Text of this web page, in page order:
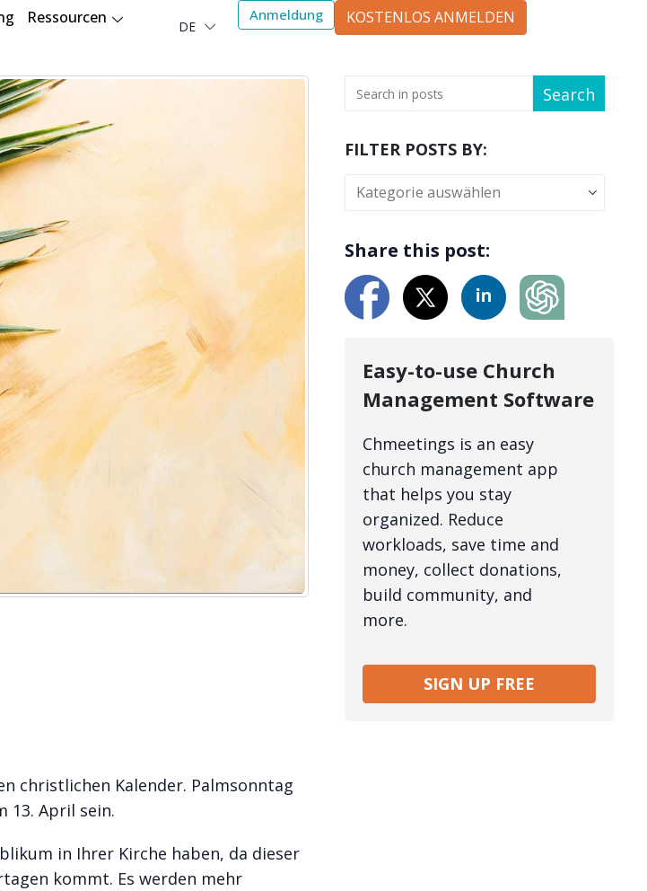
Ressourcen DE
العربية
Anmeldung KOSTENLOS ANMELDEN
christlichen Kalender. Palmsonntag
13. April sein.
in Ihrer Kirche haben, da dieser
kommt. Es werden mehr
Search
FILTER POSTS BY:
Share this post:
Easy-to-use Church
Management Software
Chmeetings is an easy
church management app
that helps you stay
organized. Reduce
workloads, save time and
money, collect donations,
build community, and
more.
SIGN UP FREE